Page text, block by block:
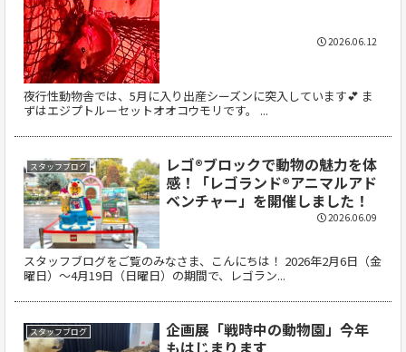
夜行性動物舎では、5月に入り出産シーズンに突入しています💕 ま
ずはエジプトルーセットオオコウモリです。 ...
2026.06.12
スタッフブログ
レゴ®ブロックで動物の魅力を体
感！「レゴランド®アニマルアド
ベンチャー」を開催しました！
スタッフブログをご覧のみなさま、こんにちは！ 2026年2月6日（金
曜日）〜4月19日（日曜日）の期間で、レゴラン...
2026.06.09
スタッフブログ
企画展「戦時中の動物園」今年
もはじまります